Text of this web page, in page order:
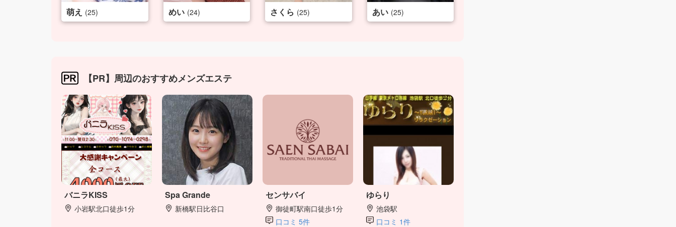
萌え (25) めい (24) さくら (25) あい (25)
【PR】周辺のおすすめメンズエステ
バニラKISS
小岩駅北口徒歩1分
Spa Grande
新橋駅日比谷口
センサバイ
御徒町駅南口徒歩1分
口コミ 5件
ゆらり
池袋駅
口コミ 1件